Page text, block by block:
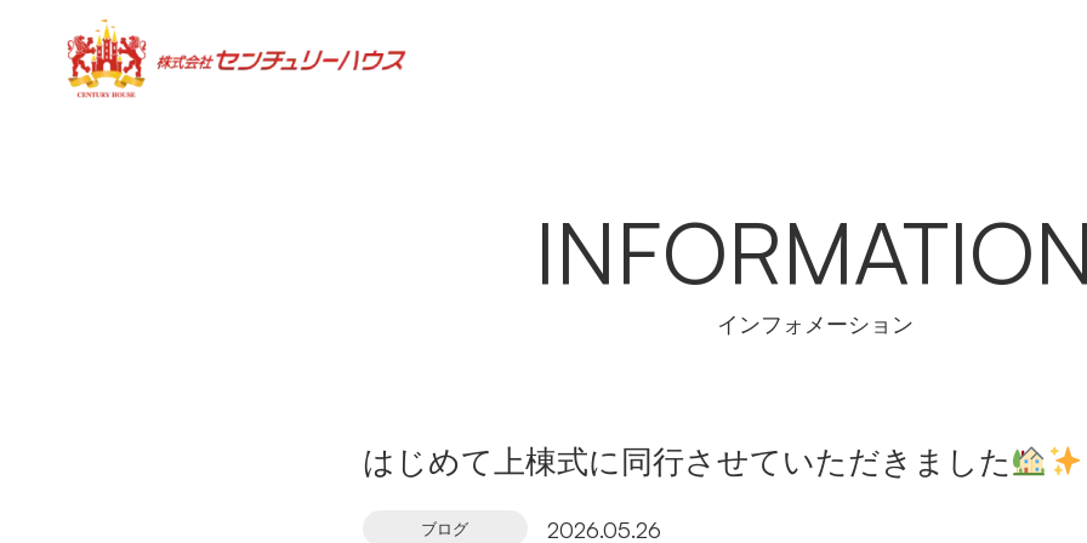
インフォメーション
はじめて上棟式に同行させていただきました
ブログ 2026.05.26